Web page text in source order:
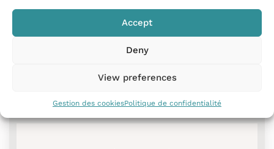
Accept
Deny
View preferences
Gestion des cookiesPolitique de confidentialité
| 8 Chambres